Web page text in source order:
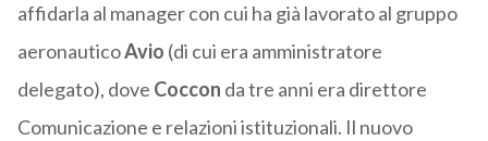
affidarla al manager con cui ha già lavorato al gruppo
aeronauticoAvio (di cui era amministratore
delegato), dove Coccon da tre anni era direttore
Comunicazione e relazioni istituzionali. Il nuovo